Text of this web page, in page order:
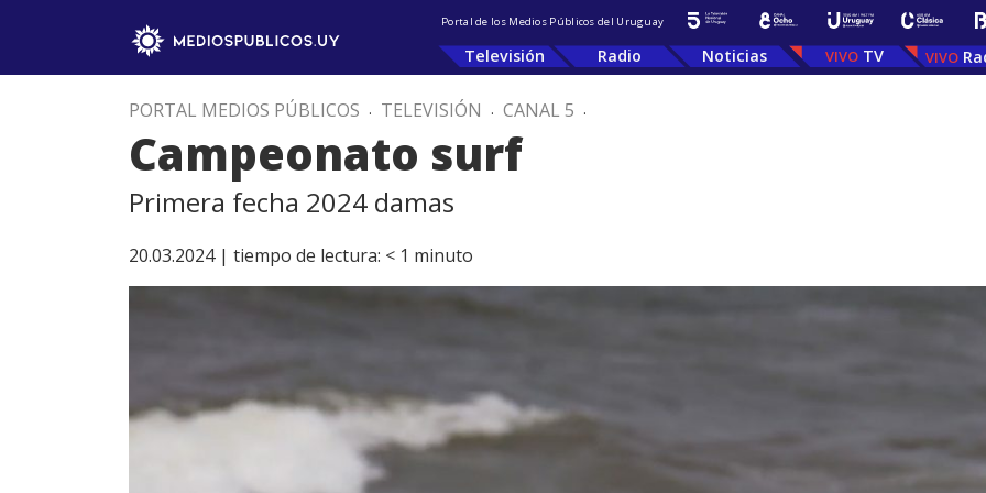
Portal de los Medios Públicos del Uruguay
Televisión Radio Noticias TV
PORTAL MEDIOS PÚBLICOS . TELEVISIÓN . CANAL 5 .
Campeonato surf
Primera fecha 2024 damas
20.03.2024 | tiempo de lectura: < 1 minuto